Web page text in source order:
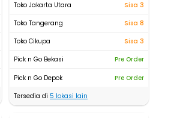
Toko Jakarta Utara
Sisa 3
Toko Tangerang
Sisa 8
Toko Cikupa
Sisa 3
Pick n Go Bekasi
Pre Order
Pick n Go Depok
Pre Order
Tersedia di 5 lokasi lain